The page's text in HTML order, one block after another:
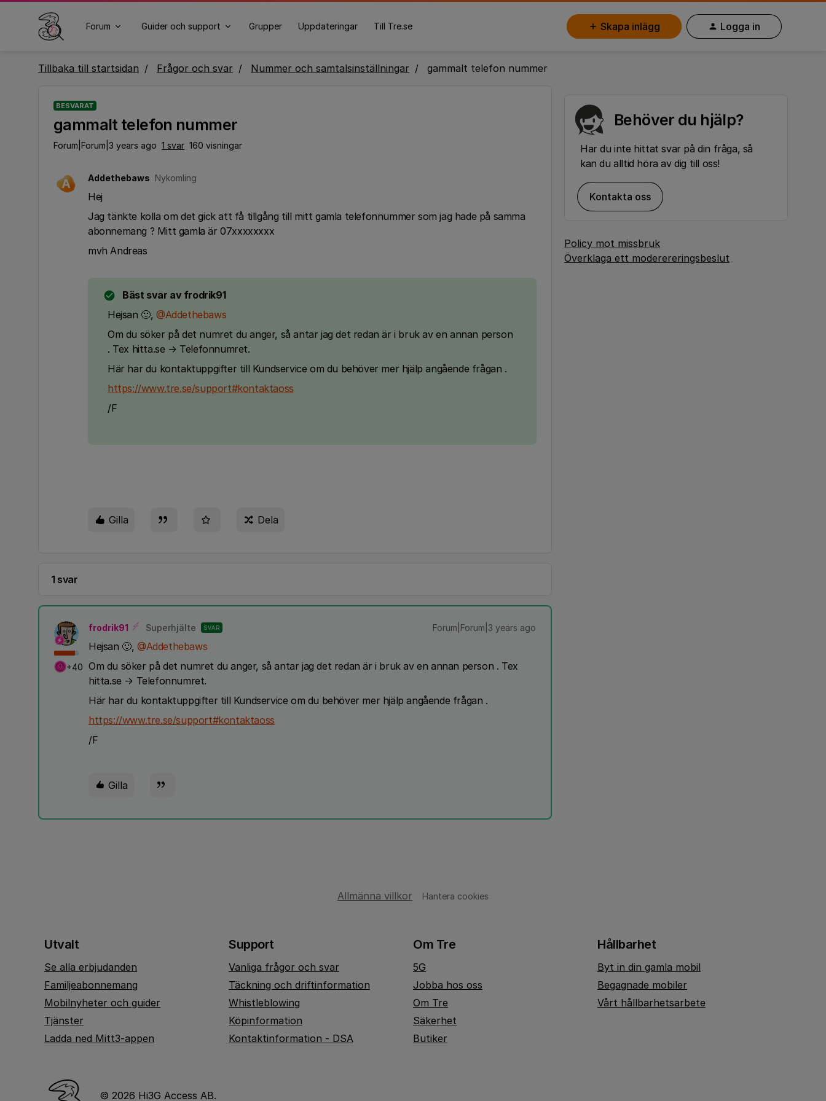
Forum Guider och support Grupper Uppdateringar Till Tre.se Skapa inlägg Logga in
Tillbaka till startsidan Frågor och svar Nummer och samtalsinställningar gammalt telefon nummer
BESVARAT
gammalt telefon nummer
Forum|Forum|3 years ago 1 svar 160 visningar
A Addethebaws Nykomling
Hej
Jag tänkte kolla om det gick att få tillgång till mitt gamla telefonnummer som jag hade på samma
abonnemang ? Mitt gamla är 07xxxxxxxx
mvh Andreas
Bäst svar av frodrik91
Hejsan 🙂, @Addethebaws
Om du söker på det numret du anger, så antar jag det redan är i bruk av en annan person
. Tex hitta.se → Telefonnumret.
Här har du kontaktuppgifter till Kundservice om du behöver mer hjälp angående frågan .
https://www.tre.se/support#kontaktaoss
/F
Gilla Dela
1 svar
+40
frodrik91 Superhjälte SVAR Forum|Forum|3 years ago
Hejsan 🙂, @Addethebaws
Om du söker på det numret du anger, så antar jag det redan är i bruk av en annan person . Tex
hitta.se → Telefonnumret.
Här har du kontaktuppgifter till Kundservice om du behöver mer hjälp angående frågan .
https://www.tre.se/support#kontaktaoss
/F
Gilla
Behöver du hjälp?
Har du inte hittat svar på din fråga, så
kan du alltid höra av dig till oss!
Kontakta oss
Policy mot missbruk
Överklaga ett moderereringsbeslut
Allmänna villkor Hantera cookies
Utvalt
Se alla erbjudanden
Familjeabonnemang
Mobilnyheter och guider
Tjänster
Ladda ned Mitt3-appen
Support
Vanliga frågor och svar
Täckning och driftinformation
Whistleblowing
Köpinformation
Kontaktinformation - DSA
Om Tre
5G
Jobba hos oss
Om Tre
Säkerhet
Butiker
Hållbarhet
Byt in din gamla mobil
Begagnade mobiler
Vårt hållbarhetsarbete
© 2026 Hi3G Access AB.